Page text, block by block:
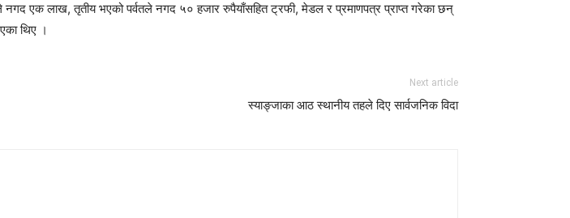
नगद एक लाख, तृतीय भएको पर्वतले नगद ५० हजार रुपैयाँसहित ट्रफी, मेडल र प्रमाणपत्र प्राप्त गरेका छन्
थिए ।
Next article
स्याङ्जाका आठ स्थानीय तहले दिए सार्वजनिक विदा